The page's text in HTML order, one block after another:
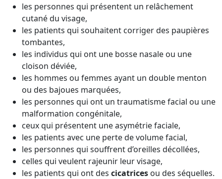
les personnes qui présentent un relâchement
cutané du visage,
les patients qui souhaitent corriger des paupières
tombantes,
les individus qui ont une bosse nasale ou une
cloison déviée,
les hommes ou femmes ayant un double menton
ou des bajoues marquées,
les personnes qui ont un traumatisme facial ou une
malformation congénitale,
ceux qui présentent une asymétrie faciale,
les patients avec une perte de volume facial,
les personnes qui souffrent d’oreilles décollées,
celles qui veulent rajeunir leur visage,
les patients qui ont des cicatrices ou des séquelles.